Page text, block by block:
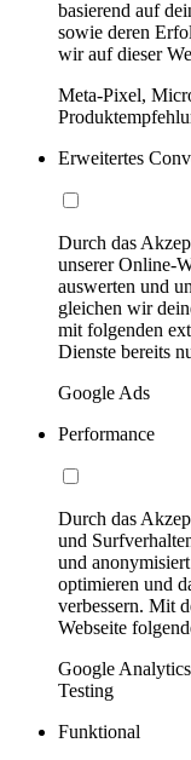
basierend auf
sowie deren
wir auf dieser
Meta-Pixel,
Erweitertes
Durch das
unserer Online-
auswerten und
gleichen wir
mit folgenden
Dienste bereits
Google Ads
Performance
Durch das
und
und
optimieren und
verbessern. Mit
Webseite
Google
Testing
Funktional